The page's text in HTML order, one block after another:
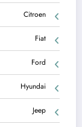
Citroen
Fiat
Ford
Hyundai
Jeep